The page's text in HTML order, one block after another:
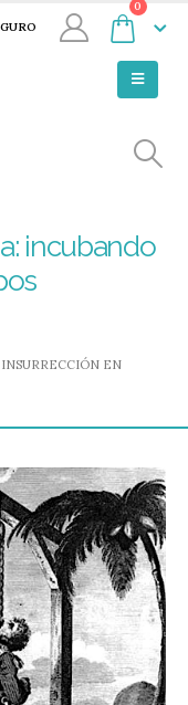
0
incubando
EN